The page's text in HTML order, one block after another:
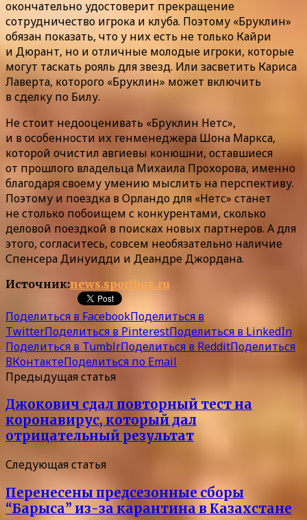
окончательно удостоверит прекращение
сотрудничество игрока и клуба. Поэтому «Бруклин»
обязан показать, что у них есть не только Кайри
и Дюрант, но и отличные молодые игроки, которые
могут таскать рояль для звезд. Или засветить Кариса
Лаверта, которого «Бруклин» может включить
в сделку по Билу.
Не стоит недооценивать «Бруклин Нетс»,
и в особенности их генменеджера Шона Маркса,
которой очистил авгиевы конюшни, оставшиеся
от прошлого владельца Михаила Прохорова, именно
благодаря своему умению мыслить на перспективу.
Поэтому и поездка в Орландо для «Нетс» станет
не столько побоищем с конкурентами, сколько
деловой поездкой в поисках новых партнеров. А для
этого, согласитесь, совсем необязательно наличие
Спенсера Динуидди и Деандре Джордана.
Источник:news.sportbox.ru
Поделиться в FacebookПоделиться в
TwitterПоделиться в PinterestПоделиться в LinkedIn
Поделиться в TumblrПоделиться в RedditПоделиться
ВКонтактеПоделиться по Email
Предыдущая статья
Джокович сдал повторный тест на
коронавирус, который дал
отрицательный результат
Следующая статья
Перенесены предсезонные сборы
“Барыса” из-за карантина в Казахстане